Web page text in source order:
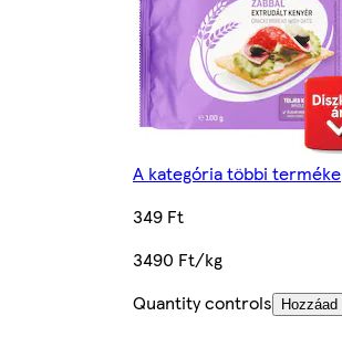
A kategória többi terméke
349 Ft
3490 Ft/kg
Quantity controls
Hozzáad